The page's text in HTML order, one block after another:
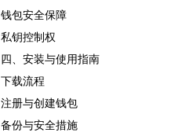
钱包安全保障
私钥控制权
四、安装与使用指南
下载流程
注册与创建钱包
备份与安全措施